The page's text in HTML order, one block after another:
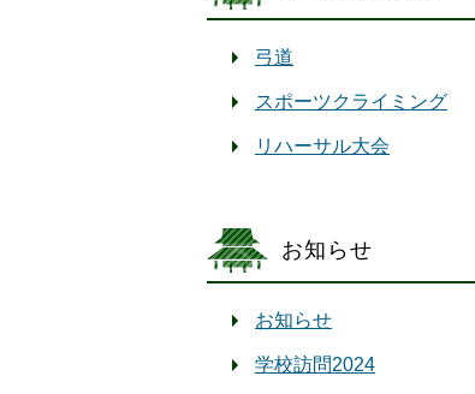
弓道
スポーツクライミング
リハーサル大会
お知らせ
お知らせ
学校訪問2024